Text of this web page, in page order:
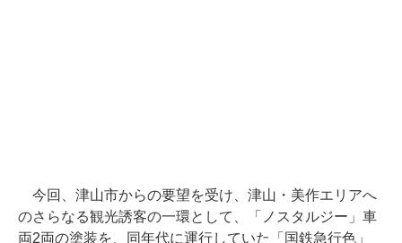
今回、津山市からの要望を受け、津山・美作エリアへ
のさらなる観光誘客の一環として、「ノスタルジー」車
両2両の塗装を、同年代に運行していた「国鉄急行色」